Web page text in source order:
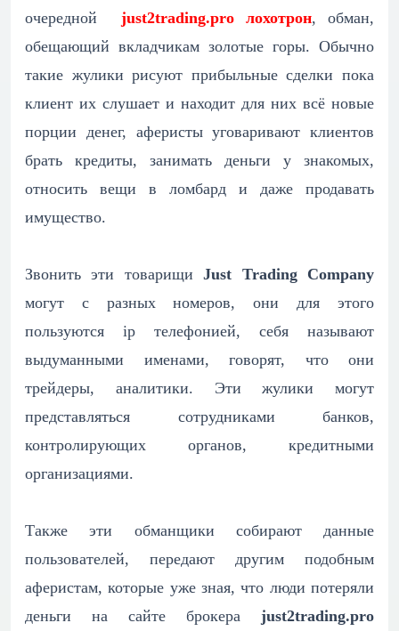
очередной just2trading.pro лохотрон, обман,
обещающий вкладчикам золотые горы. Обычно
такие жулики рисуют прибыльные сделки пока
клиент их слушает и находит для них всё новые
порции денег, аферисты уговаривают клиентов
брать кредиты, занимать деньги у знакомых,
относить вещи в ломбард и даже продавать
имущество.
Звонить эти товарищи Just Trading Company
могут с разных номеров, они для этого
пользуются ip телефонией, себя называют
выдуманными именами, говорят, что они
трейдеры, аналитики. Эти жулики могут
представляться сотрудниками банков,
контролирующих органов, кредитными
организациями.
Также эти обманщики собирают данные
пользователей, передают другим подобным
аферистам, которые уже зная, что люди потеряли
деньги на сайте брокера just2trading.pro